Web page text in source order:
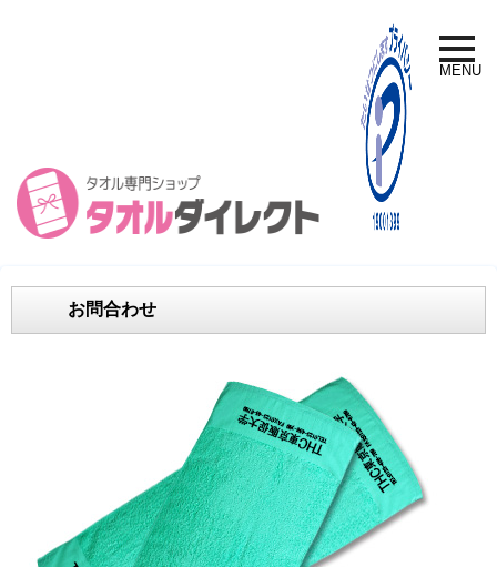
toggle
MENU
お問合わせ